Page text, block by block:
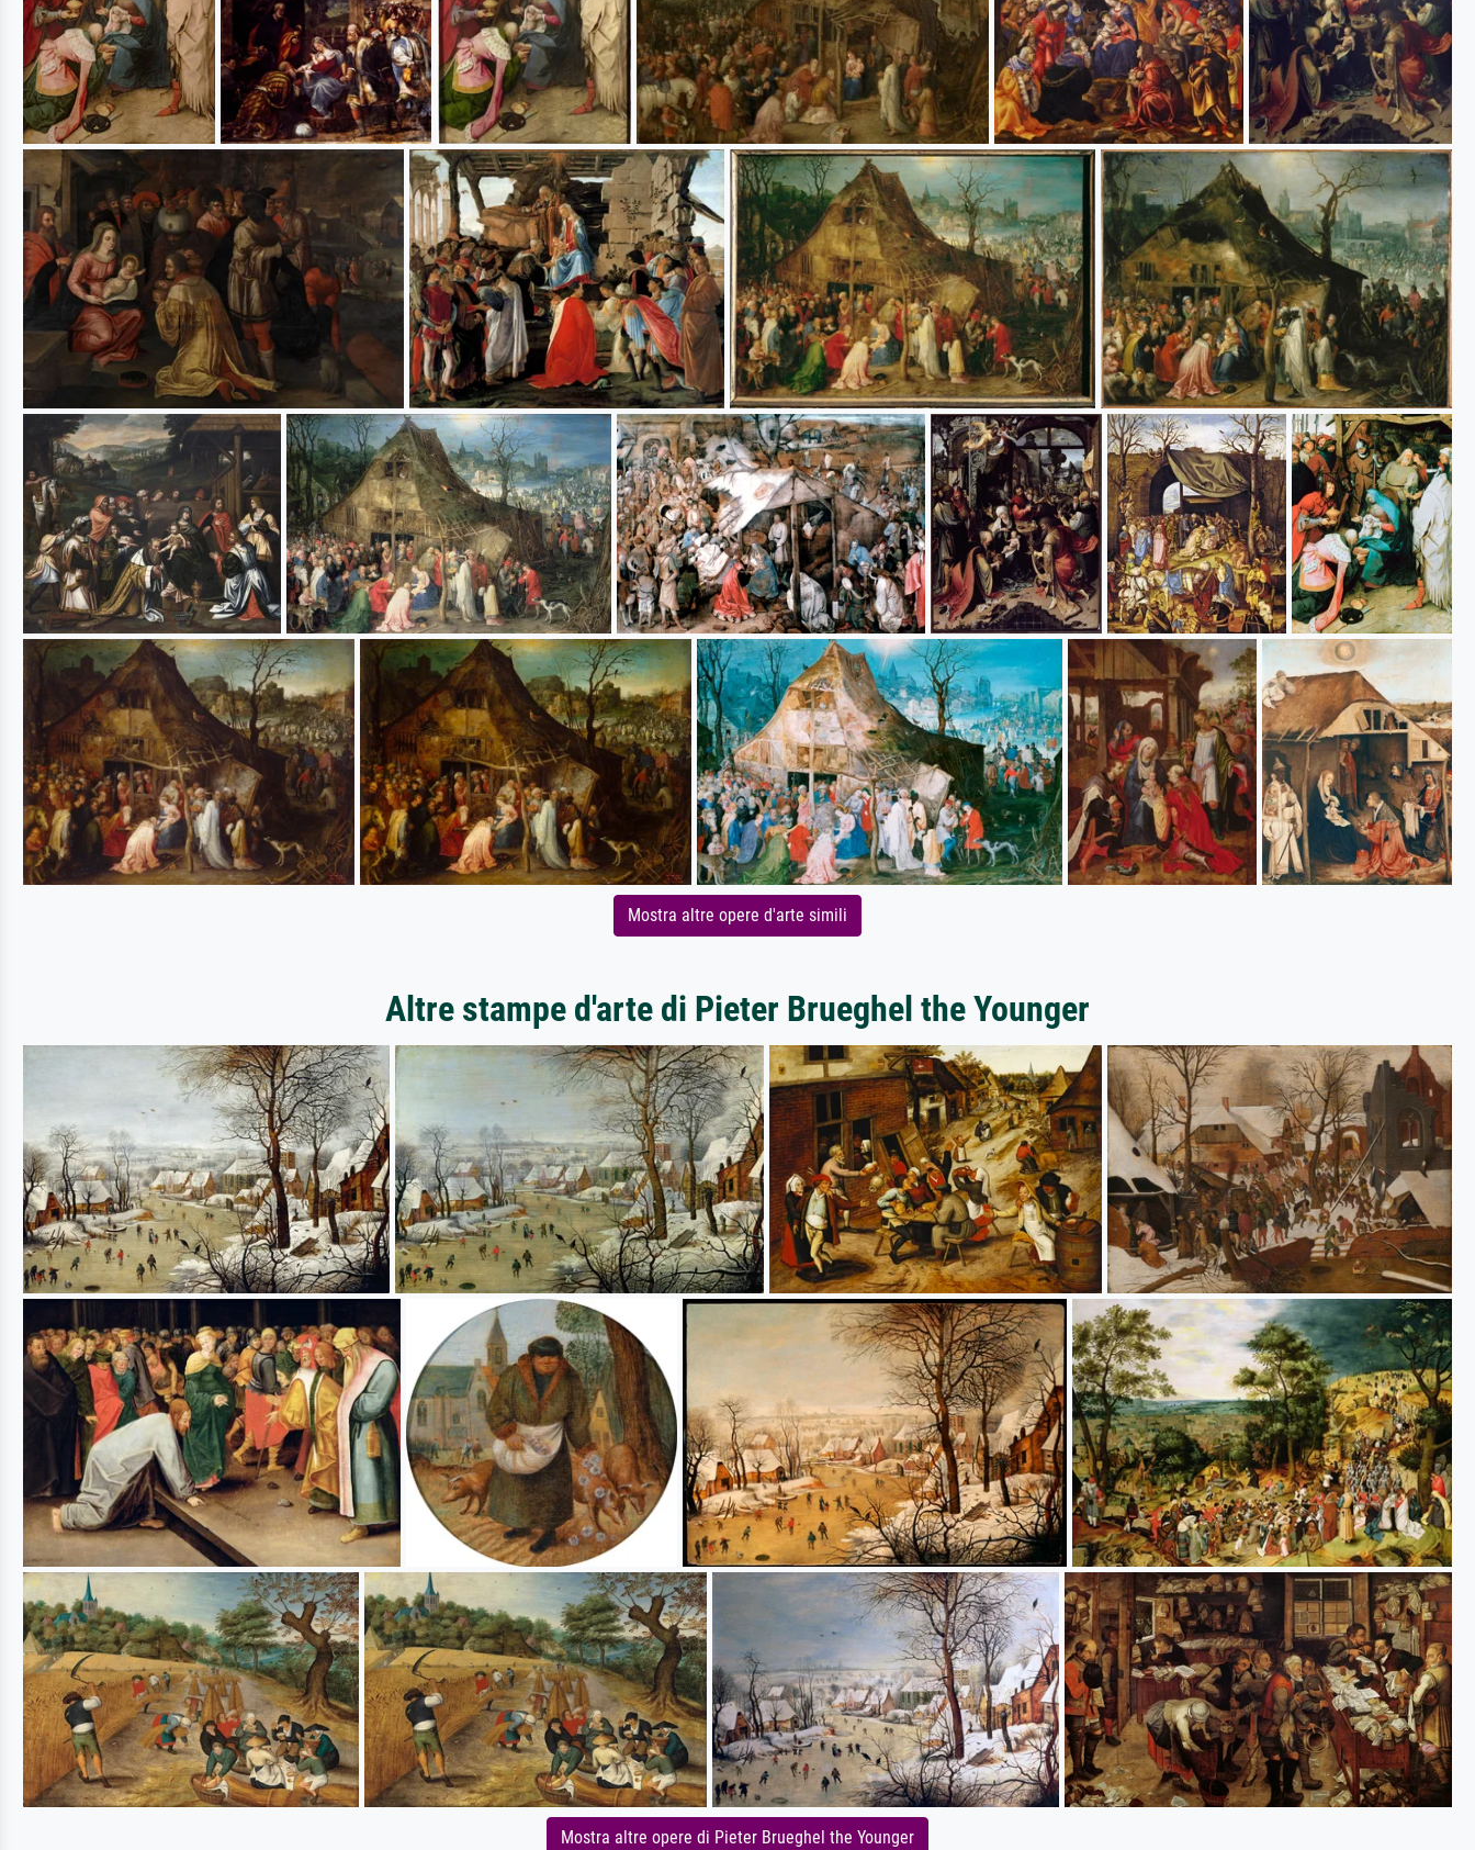
Mostra altre opere d'arte simili
Altre stampe d'arte di Pieter Brueghel the Younger
Mostra altre opere di Pieter Brueghel the Younger